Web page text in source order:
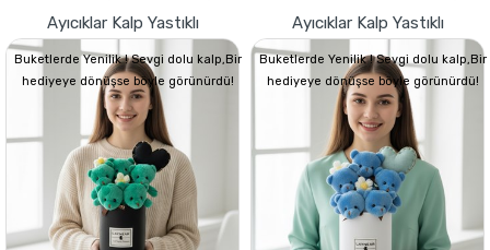
Ayıcıklar Kalp Yastıklı
Buketlerde Yenilik ! Sevgi dolu kalp,Bir
hediyeye dönüşse böyle görünürdü!
Ayıcıklar Kalp Yastıklı
Buketlerde Yenilik ! Sevgi dolu kalp,Bir
hediyeye dönüşse böyle görünürdü!